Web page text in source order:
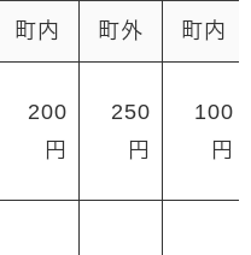
町内 町外 町内
200
円
250
円
100
円